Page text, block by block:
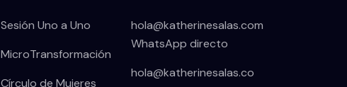
Sesión Uno a Uno
MicroTransformación
Círculo de Mujeres
hola@katherinesalas.com
WhatsApp directo
hola@katherinesalas.co